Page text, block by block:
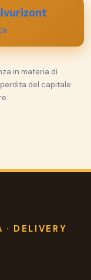
in materia di
del capitale:
· DELIVERY